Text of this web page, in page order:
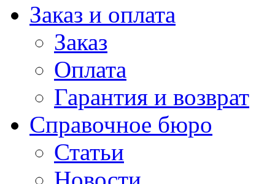
Заказ и оплата
Заказ
Оплата
Гарантия и возврат
Справочное бюро
Статьи